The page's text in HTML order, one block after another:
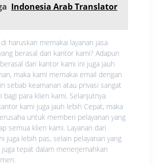
Indonesia Arab Translator
haruskan memakai layanan jasa
berasal dari kantor kami? Adapun
dari kantor kami ini juga jauh
maka kami memakai email dengan
sebab keamanan atau privasi sangat
bagi para klien kami. Selanjutnya
kami juga jauh lebih Cepat, maka
untuk memberi pelayanan yang
semua klien kami. Layanan dari
juga lebih pas, selain pelayanan yang
tepat dalam menerjemahkan